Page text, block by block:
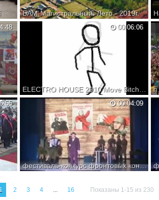
БАМ-Магистральный. Лето - 2019г.
00:06:06
ELECTRO HOUSE 2010 Move Bitch [ Mix ] Dj_AuDi!.
For Electro House Love :) Dj_AuDi!.Move
Bitch (Mix).mp3
00:04:09
фестиваль-конкурс фронтовых концертных бригад, посвященном 75 летию Великой Победы.
1 2 3 4 ... 16 Показаны 1-15 из 230